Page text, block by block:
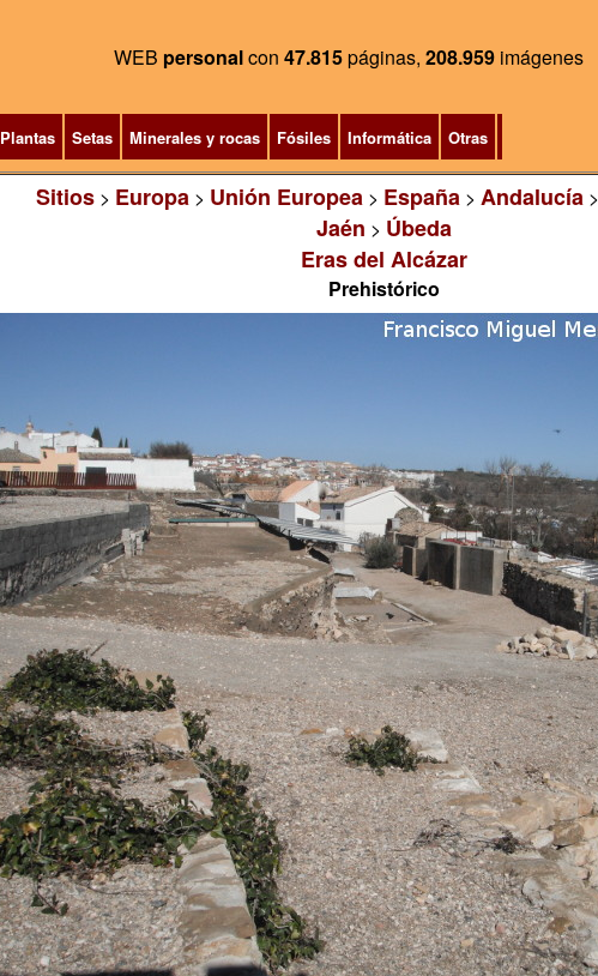
WEB personalcon 47.815páginas, 208.959 imágenes
Plantas Setas Minerales y rocas Fósiles Informática Otras
Sitios> Europa> Unión Europea> España> Andalucía>
Jaén > Úbeda
Eras del Alcázar
Prehistórico